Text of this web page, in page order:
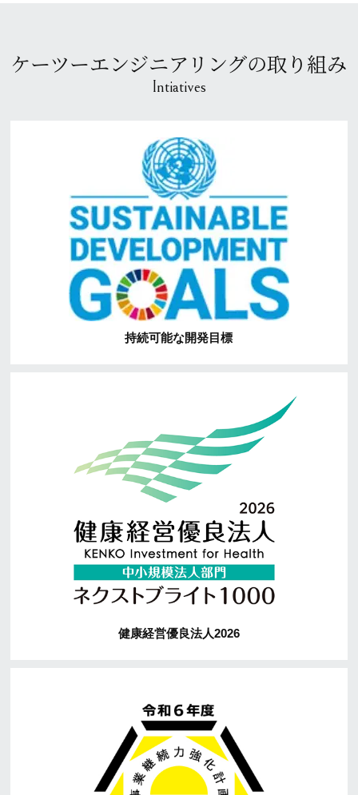
ケーツーエンジニアリングの取り組み
Intiatives
持続可能な開発目標
健康経営優良法人2026